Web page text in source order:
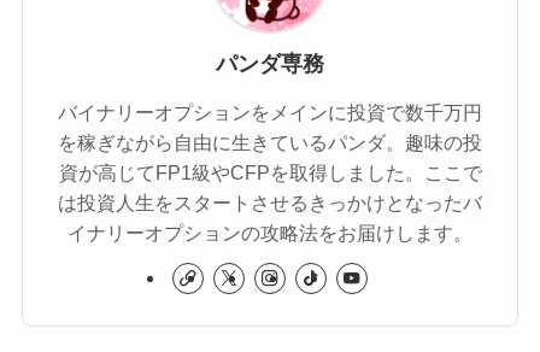
パンダ専務
バイナリーオプションをメインに投資で数千万円
を稼ぎながら自由に生きているパンダ。趣味の投
資が高じてFP1級やCFPを取得しました。ここで
は投資人生をスタートさせるきっかけとなったバ
イナリーオプションの攻略法をお届けします。